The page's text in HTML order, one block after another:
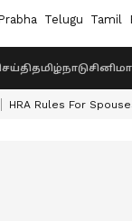
Telugu Tamil
தமிழ்நாடுசினிமா
HRA Rules For